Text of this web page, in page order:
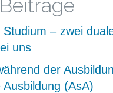
– zwei
uns
der
(AsA)